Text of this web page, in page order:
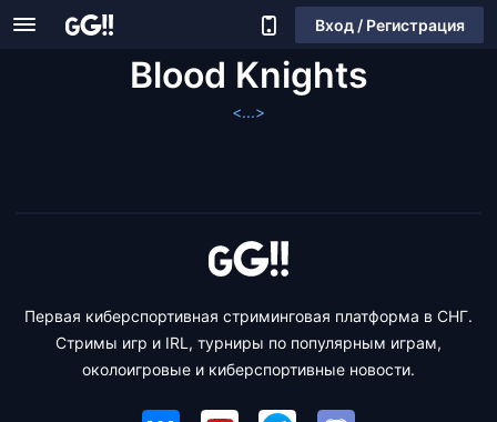
Вход / Регистрация
Blood Knights
<...>
Первая киберспортивная стриминговая платформа в СНГ.
Стримы игр и IRL, турниры по популярным играм,
околоигровые и киберспортивные новости.